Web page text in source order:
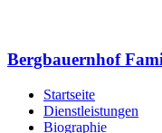
Bergbauernhof
Startseite
Dienstleistungen
Biographie